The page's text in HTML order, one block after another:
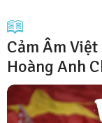
Cảm Âm Việt
Hoàng Anh